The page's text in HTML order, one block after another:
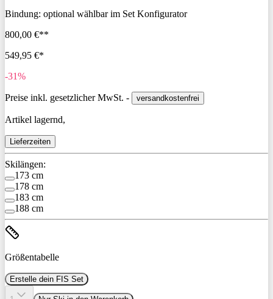
Bindung: optional wählbar im Set Konfigurator
800,00 €**
549,95 €*
-31%
Preise inkl. gesetzlicher MwSt. - versandkostenfrei
Artikel lagernd,
Lieferzeiten
Skilängen:
173 cm
178 cm
183 cm
188 cm
Größentabelle
Erstelle dein FIS Set